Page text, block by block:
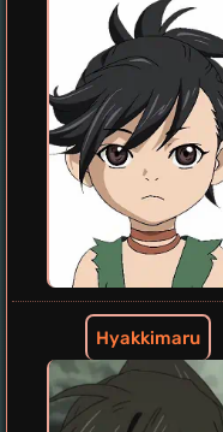
Hyakkimaru